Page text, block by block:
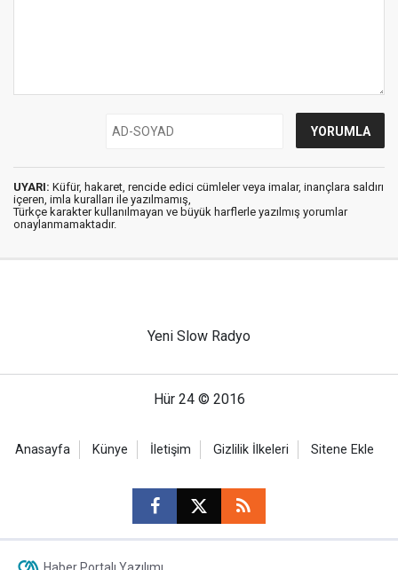
UYARI: Küfür, hakaret, rencide edici cümleler veya imalar, inançlara saldırı
içeren, imla kuralları ile yazılmamış,
Türkçe karakter kullanılmayan ve büyük harflerle yazılmış yorumlar
onaylanmamaktadır.
Yeni Slow Radyo
Hür 24 © 2016
Anasayfa Künye İletişim Gizlilik İlkeleri Sitene Ekle